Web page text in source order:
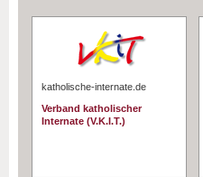
katholische-internate.de
Verband katholischer
Internate (V.K.I.T.)